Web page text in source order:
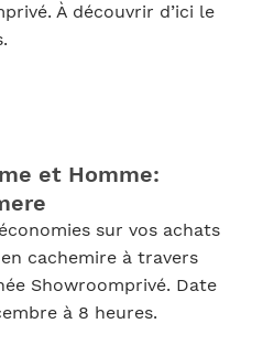
À découvrir d’ici le
et Homme:
sur vos achats
cachemire à travers
Showroomprivé. Date
à 8 heures.